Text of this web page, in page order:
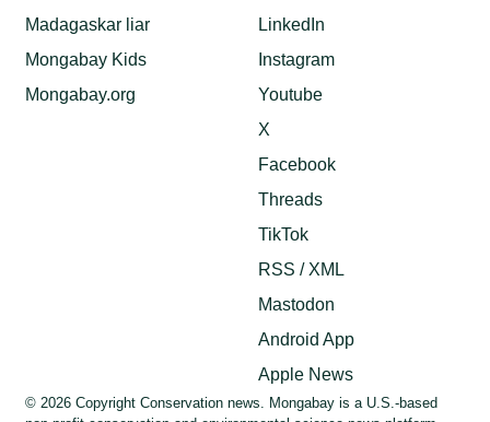
Madagaskar liar
Mongabay Kids
Mongabay.org
LinkedIn
Instagram
Youtube
X
Facebook
Threads
TikTok
RSS / XML
Mastodon
Android App
Apple News
© 2026 Copyright Conservation news. Mongabay is a U.S.-based